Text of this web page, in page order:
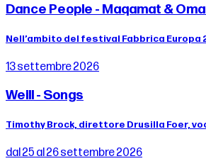
Dance People - Maqamat &
Nell’ambito del festival Fabbrica Europa
13 settembre 2026
Weill - Songs
Timothy Brock, direttore Drusilla Foer,
dal 25 al 26 settembre 2026